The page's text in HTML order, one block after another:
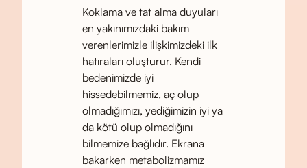
Koklama ve tat alma duyuları
en yakınımızdaki bakım
verenlerimizle ilişkimizdeki ilk
hatıraları oluşturur. Kendi
bedenimizde iyi
hissedebilmemiz, aç olup
olmadığımızı, yediğimizin iyi ya
da kötü olup olmadığını
bilmemize bağlıdır. Ekrana
bakarken metabolizmamız